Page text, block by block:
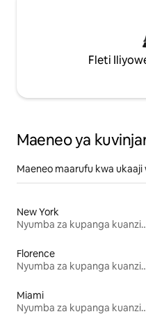
Fleti
Maeneo ya
Maeneo maarufu kwa ukaaji
New York
Nyumba za
Florence
Nyumba za
Miami
Nyumba za